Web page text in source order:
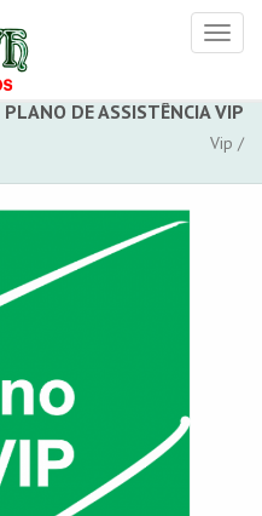
PLANO DE ASSISTÊNCIA VIP
Vip /